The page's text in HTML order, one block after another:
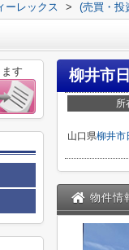
ーレックス > (売買・投
柳井市
所
山口県柳井市
物件情
す